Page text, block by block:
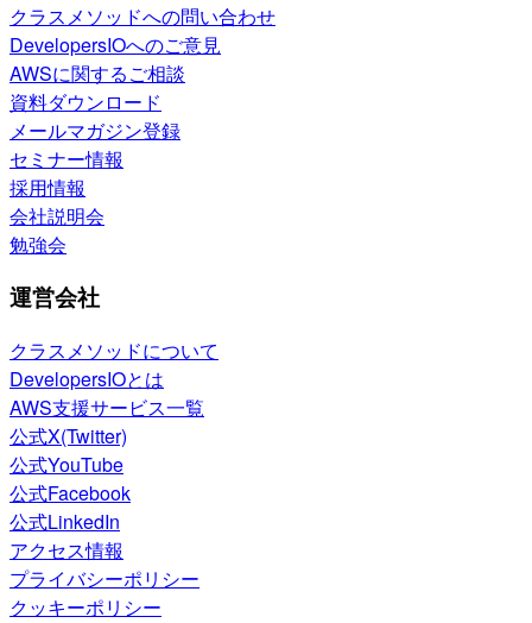
クラスメソッドへの問い合わせ
DevelopersIOへのご意見
AWSに関するご相談
資料ダウンロード
メールマガジン登録
セミナー情報
採用情報
会社説明会
勉強会
運営会社
クラスメソッドについて
DevelopersIOとは
AWS支援サービス一覧
公式X(Twitter)
公式YouTube
公式Facebook
公式LinkedIn
アクセス情報
プライバシーポリシー
クッキーポリシー